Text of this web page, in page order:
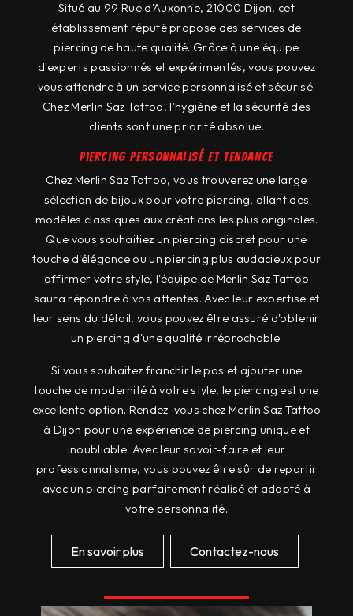
Situé au 99 Rue d'Auxonne, 21000 Dijon, cet
établissement réputé propose des services de
piercing de haute qualité. Grâce à une équipe
d'experts passionnés et expérimentés, vous pouvez
vous attendre à un service personnalisé et sécurisé.
Chez Merlin Saz Tattoo, l'hygiène et la sécurité des
clients sont une priorité absolue.
Piercing personnalisé et tendance
Chez Merlin Saz Tattoo, vous trouverez une large
sélection de bijoux pour votre piercing, allant des
modèles classiques aux créations les plus originales.
Que vous souhaitiez un piercing discret pour une
touche d'élégance ou un piercing plus audacieux pour
affirmer votre style, l'équipe de Merlin Saz Tattoo
saura répondre à vos attentes. Avec leur expertise et
leur sens du détail, vous pouvez être assuré d'obtenir
un piercing d'une qualité irréprochable.
Si vous souhaitez franchir le pas et ajouter une
touche de modernité à votre style, le piercing est une
excellente option. Rendez-vous chez Merlin Saz Tattoo
à Dijon pour une expérience de piercing unique et
inoubliable. Avec leur savoir-faire et leur
professionnalisme, vous pouvez être sûr de repartir
avec un piercing parfaitement réalisé et adapté à
votre personnalité.
En savoir plus Contactez-nous